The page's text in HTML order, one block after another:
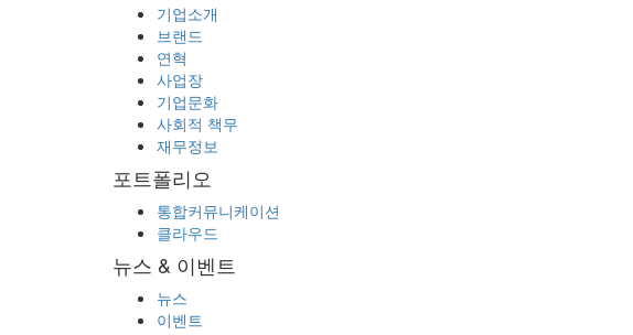
LIST
기업소개
브랜드
연혁
사업장
기업문화
사회적 책무
재무정보
포트폴리오
통합커뮤니케이션
클라우드
뉴스 & 이벤트
뉴스
이벤트